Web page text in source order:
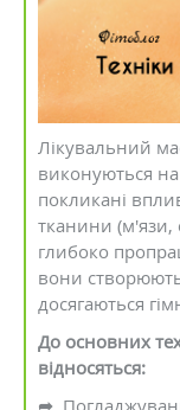
Лікувальний
виконуються
покликані
тканини (м'язи,
глибоко
вони створюють
досягаються
До основних
відносяться: